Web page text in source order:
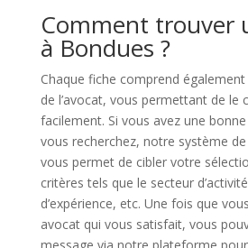
Comment trouver
à Bondues ?
Chaque fiche comprend
de l’avocat, vous permettant de le
facilement. Si vous avez une
vous recherchez, notre système
vous permet de cibler votre
critères tels que le secteur
d’expérience, etc. Une fois que
avocat qui vous satisfait, vous